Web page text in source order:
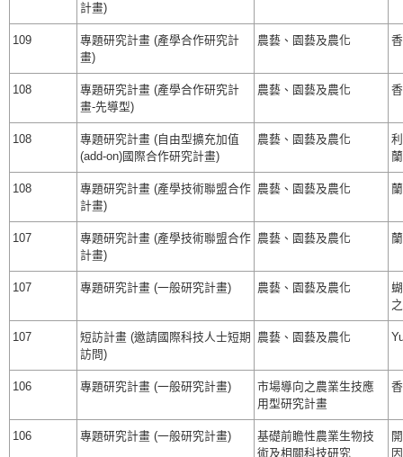
計畫)
109
專題研究計畫 (產學合作研究計
畫)
農藝、園藝及農化
108
專題研究計畫 (產學合作研究計
畫-先導型)
農藝、園藝及農化
108
專題研究計畫 (自由型擴充加值
(add-on)國際合作研究計畫)
農藝、園藝及農化
108
專題研究計畫 (產學技術聯盟合作
計畫)
農藝、園藝及農化
107
專題研究計畫 (產學技術聯盟合作
計畫)
農藝、園藝及農化
107 專題研究計畫 (一般研究計畫) 農藝、園藝及農化
107
短訪計畫 (邀請國際科技人士短期
訪問)
農藝、園藝及農化
106 專題研究計畫 (一般研究計畫)
市場導向之農業生技應
用型研究計畫
106 專題研究計畫 (一般研究計畫)
基礎前瞻性農業生物技
術及相關科技研究